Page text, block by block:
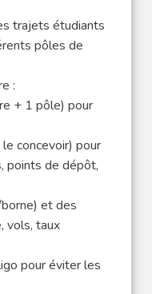
trajets étudiants
pôles de
:
+ 1 pôle) pour
concevoir) pour
points de dépôt,
et des
vols, taux
pour éviter les